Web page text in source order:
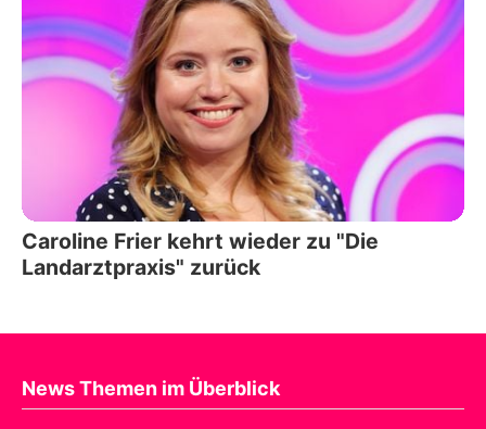
Caroline Frier kehrt wieder zu "Die
Landarztpraxis" zurück
News Themen im Überblick